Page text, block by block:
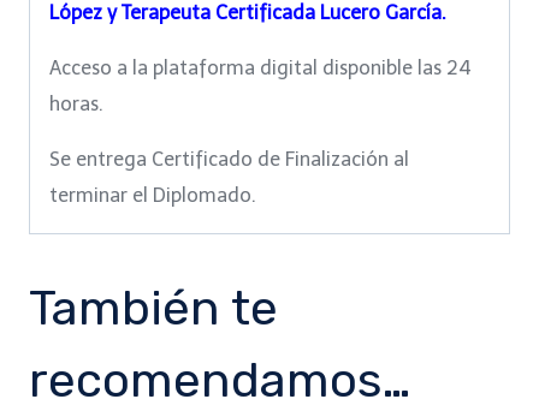
López yTerapeuta Certificada Lucero García.
Acceso a la plataforma digital disponible las 24
horas.
Se entrega Certificado de Finalización al
terminar el Diplomado.
También te
recomendamos…